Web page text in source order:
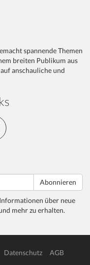
spannende Themen
breiten Publikum aus
anschauliche und
Abonnieren
über neue
mehr zu erhalten.
Datenschutz
AGB